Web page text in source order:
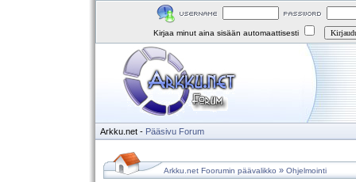
Kirjaa minut aina sisään automaattisesti
Arkku.net - Pääsivu Forum
Arkku.net Foorumin päävalikko » Ohjelmointi